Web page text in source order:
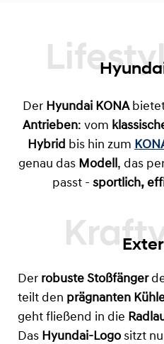
Der Hyundai KONA
Antrieben: vom
Hybrid bis hin zum
genau das Modell , das
passt - sportlich,
Der robuste Stoßfänger
teilt den prägnanten
geht fließend in die
Das Hyundai-Logo sitzt